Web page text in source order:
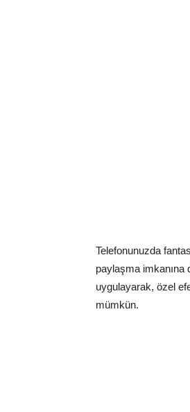
Telefonunuzda
paylaşma imkanına
uygulayarak, özel
mümkün.